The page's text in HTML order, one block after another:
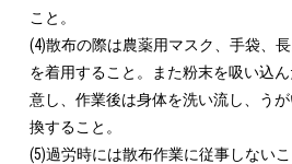
こと。
(4)散布の際は農薬用マスク、手袋、
を着用すること。また粉末を吸い込
意し、作業後は身体を洗い流し、う
換すること。
(5)過労時には散布作業に従事しない